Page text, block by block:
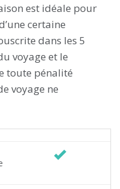
est idéale pour
certaine
dans les 5
voyage et le
toute pénalité
voyage ne